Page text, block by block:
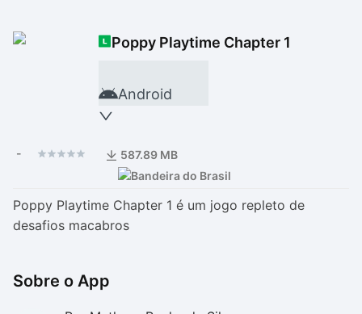
Poppy Playtime Chapter 1
Android
- 587.89 MB
Poppy Playtime Chapter 1 é um jogo repleto de
desafios macabros
Sobre o App